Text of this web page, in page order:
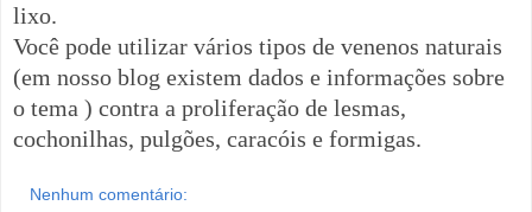
lixo.
Você pode utilizar vários tipos de venenos naturais
(em nosso blog existem dados e informações sobre
o tema ) contra a proliferação de lesmas,
cochonilhas, pulgões, caracóis e formigas.
Nenhum comentário: